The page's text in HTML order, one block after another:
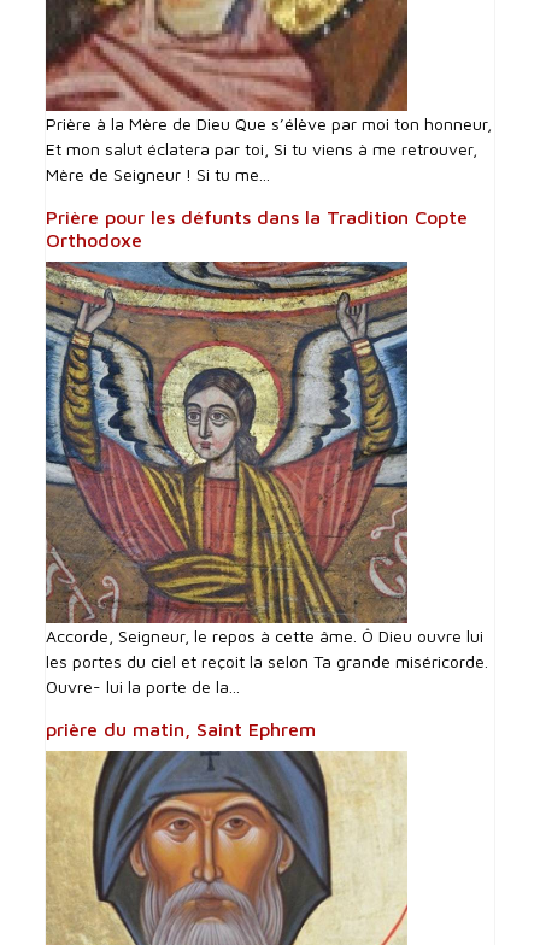
Prière à la Mère de Dieu Que s’élève par moi ton honneur,
Et mon salut éclatera par toi, Si tu viens à me retrouver,
Mère de Seigneur ! Si tu me...
Prière pour les défunts dans la Tradition Copte
Orthodoxe
Accorde, Seigneur, le repos à cette âme. Ô Dieu ouvre lui
les portes du ciel et reçoit la selon Ta grande miséricorde.
Ouvre- lui la porte de la...
prière du matin, Saint Ephrem